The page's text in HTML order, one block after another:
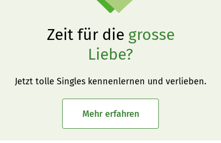
Zeit für die grosse
Liebe?
Jetzt tolle Singles kennenlernen und verlieben.
Mehr erfahren